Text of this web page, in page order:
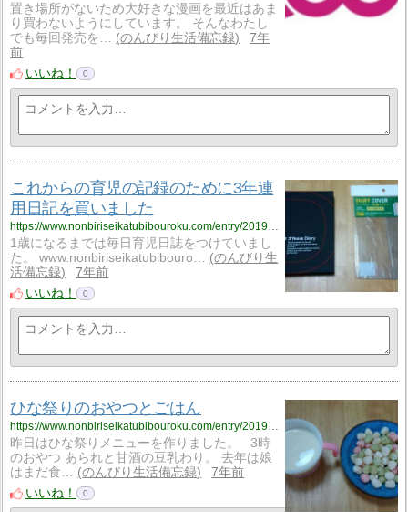
置き場所がないため大好きな漫画を最近はあま
り買わないようにしています。 そんなわたし
でも毎回発売を…
のんびり生活備忘録
7年
前
いいね！
0
これからの育児の記録のために3年連
用日記を買いました
https://www.nonbiriseikatubibouroku.com/entry/2019/3/6/%E8%82%B2%E5%85%90%E6%97%A5%E8%AA%8C%E3%83%BB3%E5%B9%B4%E9%80%A3%E7%94%A8%E6%97%A5%E8%A8%98?utm_source=feed
1歳になるまでは毎日育児日誌をつけていまし
た。 www.nonbiriseikatubibouro…
のんびり生
活備忘録
7年前
いいね！
0
ひな祭りのおやつとごはん
https://www.nonbiriseikatubibouroku.com/entry/2019/3/4/%E3%81%B2%E3%81%AA%E7%A5%AD%E3%82%8A%E3%83%BB%E3%81%8A%E3%82%84%E3%81%A4%E3%83%BB%E3%81%94%E3%81%AF%E3%82%93?utm_source=feed
昨日はひな祭りメニューを作りました。 3時
のおやつ あられと甘酒の豆乳わり。 去年は娘
はまだ食…
のんびり生活備忘録
7年前
いいね！
0